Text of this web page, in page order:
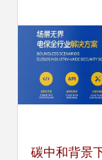
碳中和背景